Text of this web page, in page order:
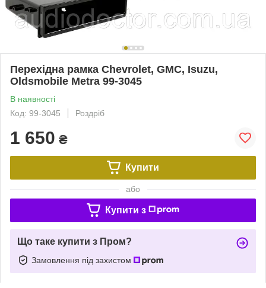
Перехідна рамка Chevrolet, GMC, Isuzu,
Oldsmobile Metra 99-3045
В наявності
Код: 99-3045
Роздріб
1 650 ₴
Купити
або
Купити з
Що таке купити з Пром?
Замовлення під захистом